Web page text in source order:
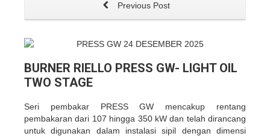
Previous Post
BURNER RIELLO PRESS GW- LIGHT OIL
TWO STAGE
Seri pembakar PRESS GW mencakup rentang
pembakaran dari 107 hingga 350 kW dan telah dirancang
untuk digunakan dalam instalasi sipil dengan dimensi